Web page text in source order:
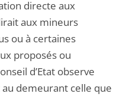
directe aux
aux mineurs
ou à certaines
proposés ou
d’Etat observe
demeurant celle que